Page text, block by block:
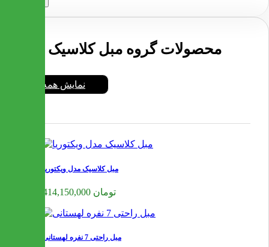
محصولات گروه مبل کلاسیک
نمایش همه
مبل کلاسیک مدل ویکتوریا
414,150,000 تومان
مبل راحتی 7 نفره لهستانی